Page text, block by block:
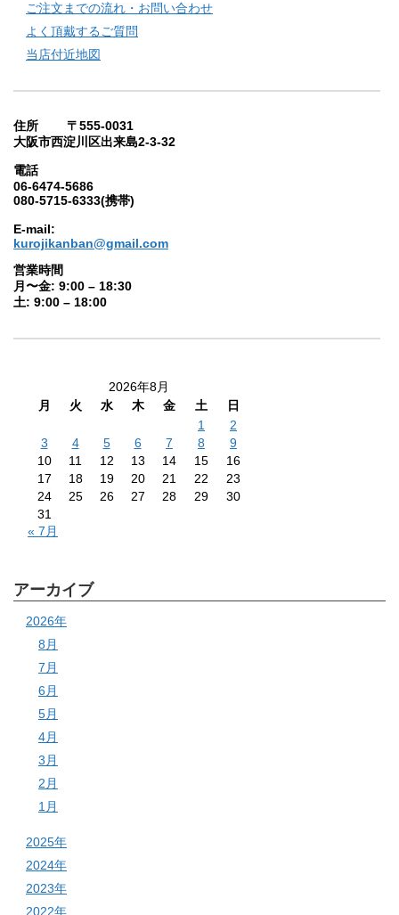
ご注文までの流れ・お問い合わせ
よく頂戴するご質問
当店付近地図
住所 〒555-0031
大阪市西淀川区出来島2-3-32
電話
06-6474-5686
080-5715-6333(携帯)
E-mail:
kurojikanban@gmail.com
営業時間
月〜金: 9:00 – 18:30
土: 9:00 – 18:00
2026年8月
月
火 水 木 金 土
日
1
2
3
4 5 6 7 8
9
10
11 12 13 14 15
16
17
18 19 20 21 22
23
24
25 26 27 28 29
30
31
« 7月
アーカイブ
2026年
8月
7月
6月
5月
4月
3月
2月
1月
2025年
2024年
2023年
2022年